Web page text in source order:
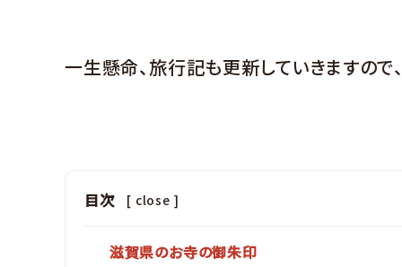
一生懸命、旅行記も更新していきますので
目次 [ close ]
滋賀県のお寺の御朱印